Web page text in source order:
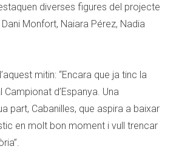
diverses figures del projecte
Monfort, Naiara Pérez, Nadia
mitin: “Encara que ja tinc la
d’Espanya. Una
part, Cabanilles, que aspira a baixar
en molt bon moment i vull trencar